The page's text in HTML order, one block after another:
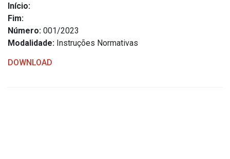
Administração
Agricultura e Meio Ambiente
Início:
Fim:
Número: 001/2023
Modalidade: Instruções Normativas
DOWNLOAD